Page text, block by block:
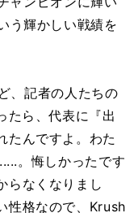
う輝かしい戦績を
、記者の人たちの
たら、代表に『出
たんですよ。わた
。悔しかったです
らなくなりまし
性格なので、Krush